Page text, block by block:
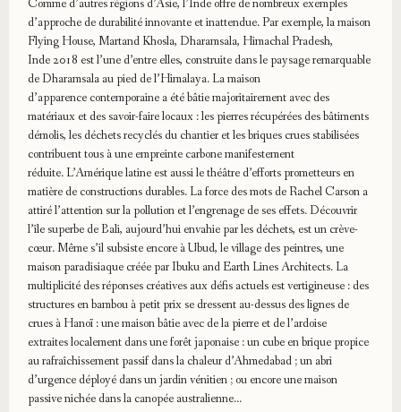
Comme d’autres régions d’Asie, l’Inde offre de nombreux exemples
d’approche de durabilité innovante et inattendue. Par exemple, la maison
Flying House, Martand Khosla, Dharamsala, Himachal Pradesh,
Inde 2018 est l’une d’entre elles, construite dans le paysage remarquable
de Dharamsala au pied de l’Himalaya. La maison
d’apparence contemporaine a été bâtie majoritairement avec des
matériaux et des savoir-faire locaux : les pierres récupérées des bâtiments
démolis, les déchets recyclés du chantier et les briques crues stabilisées
contribuent tous à une empreinte carbone manifestement
réduite. L’Amérique latine est aussi le théâtre d’efforts prometteurs en
matière de constructions durables. La force des mots de Rachel Carson a
attiré l’attention sur la pollution et l’engrenage de ses effets. Découvrir
l’île superbe de Bali, aujourd’hui envahie par les déchets, est un crève-
cœur. Même s’il subsiste encore à Ubud, le village des peintres, une
maison paradisiaque créée par Ibuku and Earth Lines Architects. La
multiplicité des réponses créatives aux défis actuels est vertigineuse : des
structures en bambou à petit prix se dressent au-dessus des lignes de
crues à Hanoï : une maison bâtie avec de la pierre et de l’ardoise
extraites localement dans une forêt japonaise : un cube en brique propice
au rafraîchissement passif dans la chaleur d’Ahmedabad ; un abri
d’urgence déployé dans un jardin vénitien ; ou encore une maison
passive nichée dans la canopée australienne…